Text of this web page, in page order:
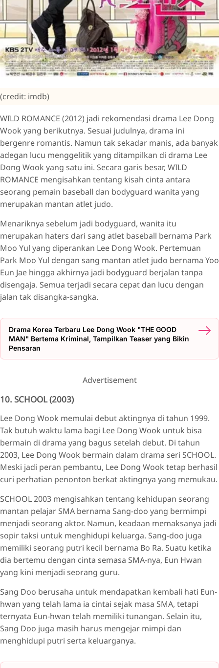
(credit: imdb)
WILD ROMANCE (2012) jadi rekomendasi drama Lee Dong
Wook yang berikutnya. Sesuai judulnya, drama ini
bergenre romantis. Namun tak sekadar manis, ada banyak
adegan lucu menggelitik yang ditampilkan di drama Lee
Dong Wook yang satu ini. Secara garis besar, WILD
ROMANCE mengisahkan tentang kisah cinta antara
seorang pemain baseball dan bodyguard wanita yang
merupakan mantan atlet judo.
Menariknya sebelum jadi bodyguard, wanita itu
merupakan haters dari sang atlet baseball bernama Park
Moo Yul yang diperankan Lee Dong Wook. Pertemuan
Park Moo Yul dengan sang mantan atlet judo bernama Yoo
Eun Jae hingga akhirnya jadi bodyguard berjalan tanpa
disengaja. Semua terjadi secara cepat dan lucu dengan
jalan tak disangka-sangka.
Drama Korea Terbaru Lee Dong Wook "THE GOOD
MAN" Bertema Kriminal, Tampilkan Teaser yang Bikin
Pensaran
Advertisement
10. SCHOOL (2003)
Lee Dong Wook memulai debut aktingnya di tahun 1999.
Tak butuh waktu lama bagi Lee Dong Wook untuk bisa
bermain di drama yang bagus setelah debut. Di tahun
2003, Lee Dong Wook bermain dalam drama seri SCHOOL.
Meski jadi peran pembantu, Lee Dong Wook tetap berhasil
curi perhatian penonton berkat aktingnya yang memukau.
SCHOOL 2003 mengisahkan tentang kehidupan seorang
mantan pelajar SMA bernama Sang-doo yang bermimpi
menjadi seorang aktor. Namun, keadaan memaksanya jadi
sopir taksi untuk menghidupi keluarga. Sang-doo juga
memiliki seorang putri kecil bernama Bo Ra. Suatu ketika
dia bertemu dengan cinta semasa SMA-nya, Eun Hwan
yang kini menjadi seorang guru.
Sang Doo berusaha untuk mendapatkan kembali hati Eun-
hwan yang telah lama ia cintai sejak masa SMA, tetapi
ternyata Eun-hwan telah memiliki tunangan. Selain itu,
Sang Doo juga masih harus mengejar mimpi dan
menghidupi putri serta keluarganya.